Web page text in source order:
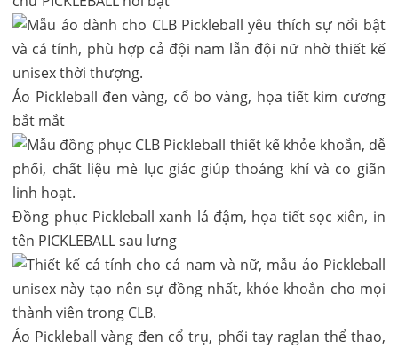
Áo Pickleball đen vàng, cổ bo vàng, họa tiết kim cương
bắt mắt
Đồng phục Pickleball xanh lá đậm, họa tiết sọc xiên, in
tên PICKLEBALL sau lưng
Áo Pickleball vàng đen cổ trụ, phối tay raglan thể thao,